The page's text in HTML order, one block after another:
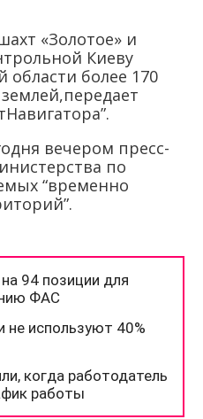
«Золотое» и
Киеву
области более 170
вечером пресс-
по
“временно